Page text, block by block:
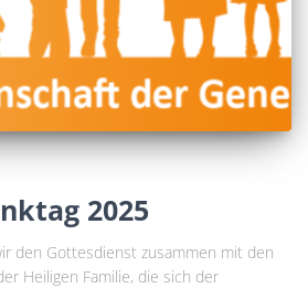
2025
den Gottesdienst zusammen mit den
Heiligen Familie, die sich der